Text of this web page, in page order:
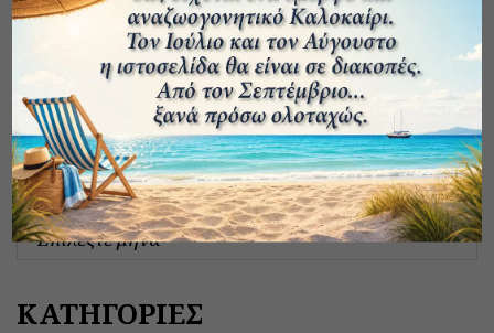
ΑΡΧΕΙΟ ΔΗΜΟΣΙΕΥΣΕΩΝ
ΚΑΤΗΓΟΡΙΕΣ